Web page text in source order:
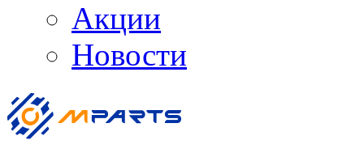
Акции
Новости